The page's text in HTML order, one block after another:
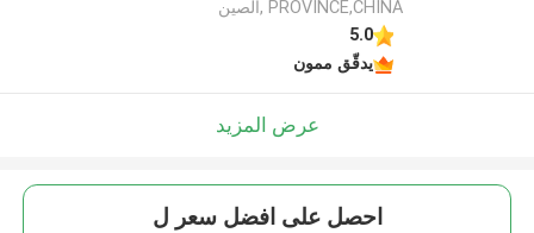
PROVINCE,CHINA ,الصين
5.0
يدقّق ممون
عرض المزيد
احصل على افضل سعر ل